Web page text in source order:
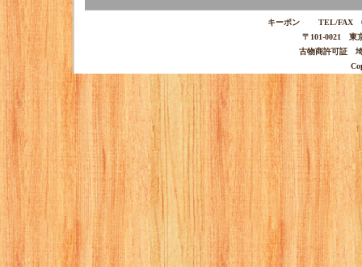
キーポン TEL/FAX
〒101-0021 東
古物商許可証